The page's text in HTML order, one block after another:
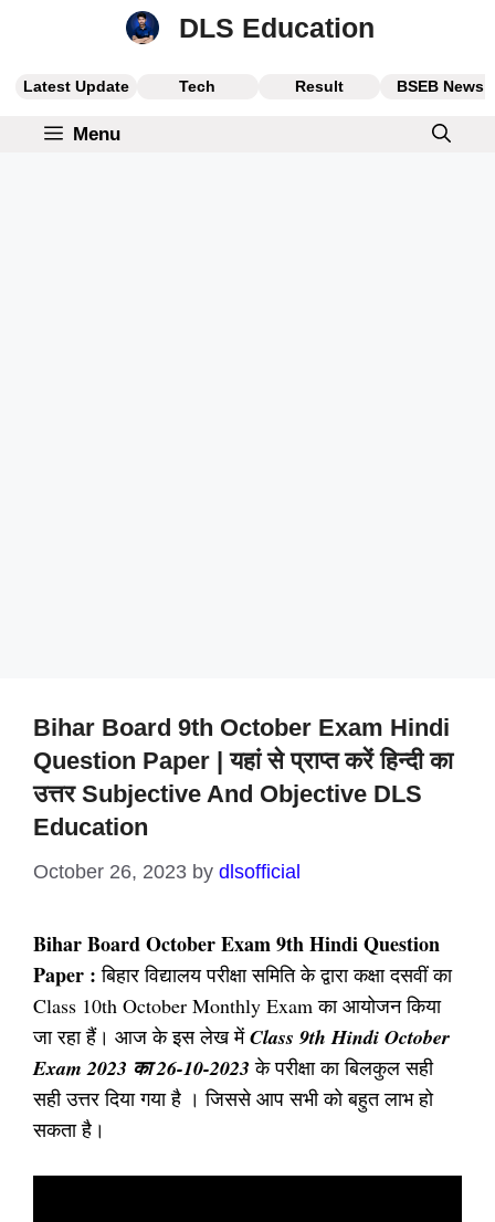
DLS Education
Latest Update Tech Result BSEB News
Menu
Bihar Board 9th October Exam Hindi
Question Paper | यहां से प्राप्त करें हिन्दी का
उत्तर Subjective And Objective DLS
Education
October 26, 2023 by dlsofficial
Bihar Board October Exam 9th Hindi Question
Paper : बिहार विद्यालय परीक्षा समिति के द्वारा कक्षा दसवीं का
Class 10th October Monthly Exam का आयोजन किया
जा रहा हैं। आज के इस लेख मेंClass 9th Hindi October
Exam 2023 का 26-10-2023 के परीक्षा का बिलकुल सही
सही उत्तर दिया गया है । जिससे आप सभी को बहुत लाभ हो
सकता है।